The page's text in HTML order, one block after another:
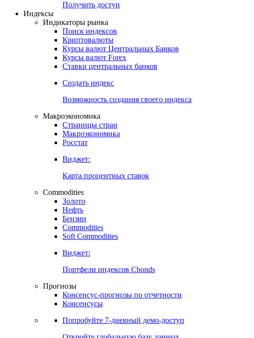
Получить доступ
Индексы
Индикаторы рынка
Поиск индексов
Криптовалюты
Курсы валют Центральных Банков
Курсы валют Forex
Ставки центральных банков
Создать индекс
Возможность создания своего индекса
Макроэкономика
Страницы стран
Макроэкономика
Росстат
Виджет:
Карта процентных ставок
Commodities
Золото
Нефть
Бензин
Commodities
Soft Commodities
Виджет:
Портфели индексов Cbonds
Прогнозы
Консенсус-прогнозы по отчетности
Консенсусы
Попробуйте 7-дневный демо-доступ